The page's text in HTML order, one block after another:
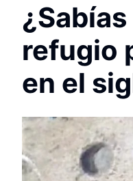
refugio
en el